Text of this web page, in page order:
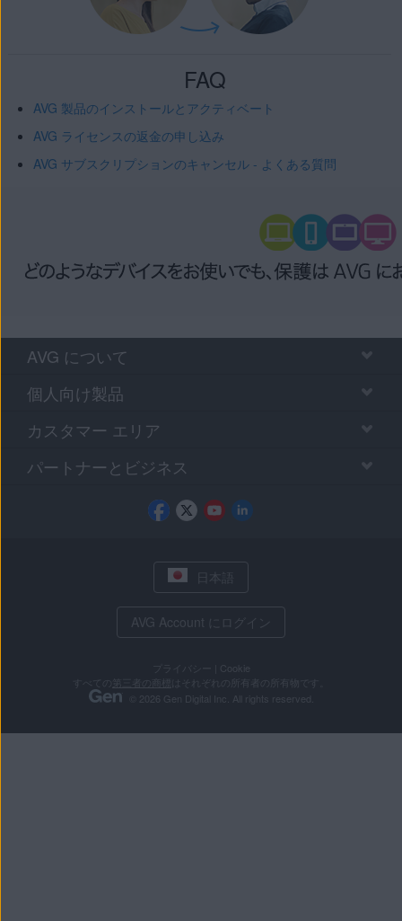
FAQ
AVG 製品のインストールとアクティベート
AVG ライセンスの返金の申し込み
AVG サブスクリプションのキャンセル - よくある質問
AVG について
個人向け製品
カスタマー エリア
パートナーとビジネス
日本語
AVG Account にログイン
プライバシー
Cookie
第三者の商標
はそれぞれの所有者の所有物です。
© 2026 Gen Digital Inc. All rights reserved.